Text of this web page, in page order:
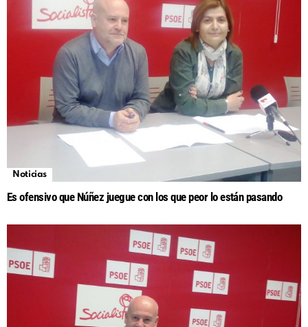
Noticias
Es ofensivo que Núñez juegue con los que peor lo están pasando